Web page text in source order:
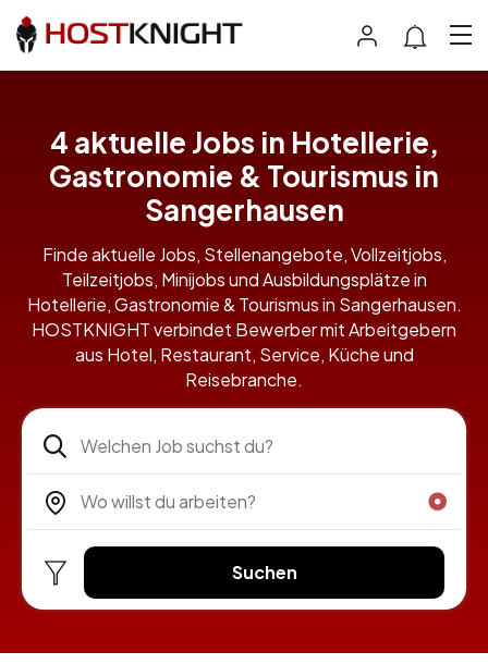
4 aktuelle Jobs in Hotellerie,
Gastronomie & Tourismus in
Sangerhausen
Finde aktuelle Jobs, Stellenangebote, Vollzeitjobs,
Teilzeitjobs, Minijobs und Ausbildungsplätze in
Hotellerie, Gastronomie & Tourismus in Sangerhausen.
HOSTKNIGHT verbindet Bewerber mit Arbeitgebern
aus Hotel, Restaurant, Service, Küche und
Reisebranche.
Suchen